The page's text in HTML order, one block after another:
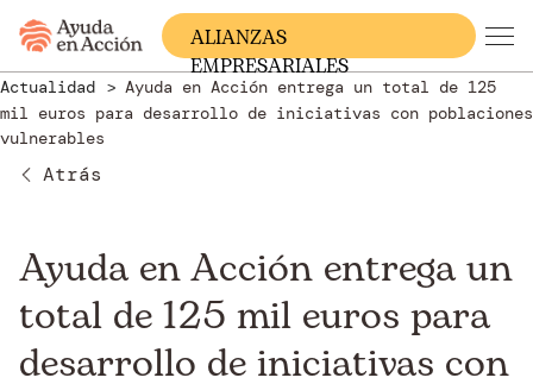
ALIANZAS
EMPRESARIALES
Actualidad
Ayuda en Acción entrega un total de 125
mil euros para desarrollo de iniciativas con poblaciones
vulnerables
Atrás
Ayuda en Acción entrega un
total de 125 mil euros para
desarrollo de iniciativas con